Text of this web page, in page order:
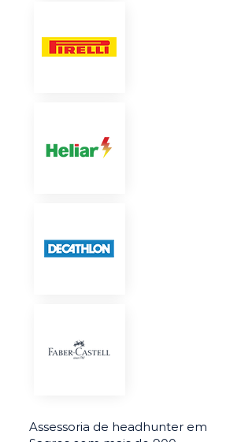
Assessoria de headhunter em